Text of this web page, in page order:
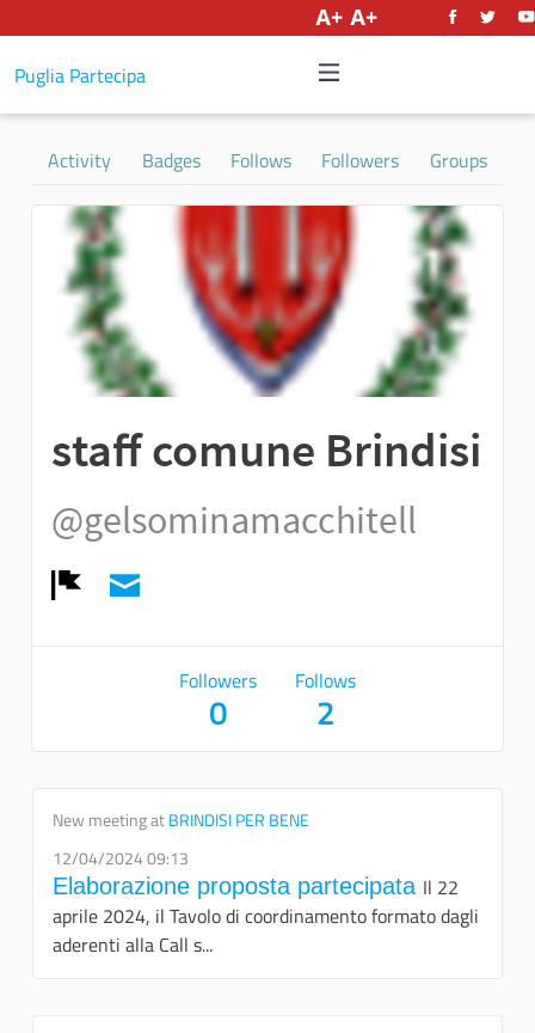
Puglia Partecipa
Activity Badges Follows Followers Groups
staff comune Brindisi
@gelsominamacchitell
Followers
0
Follows
2
New meeting atBRINDISI PER BENE
12/04/2024 09:13
Elaborazione proposta partecipata Il 22
aprile 2024, il Tavolo di coordinamento formato dagli
aderenti alla Call s...